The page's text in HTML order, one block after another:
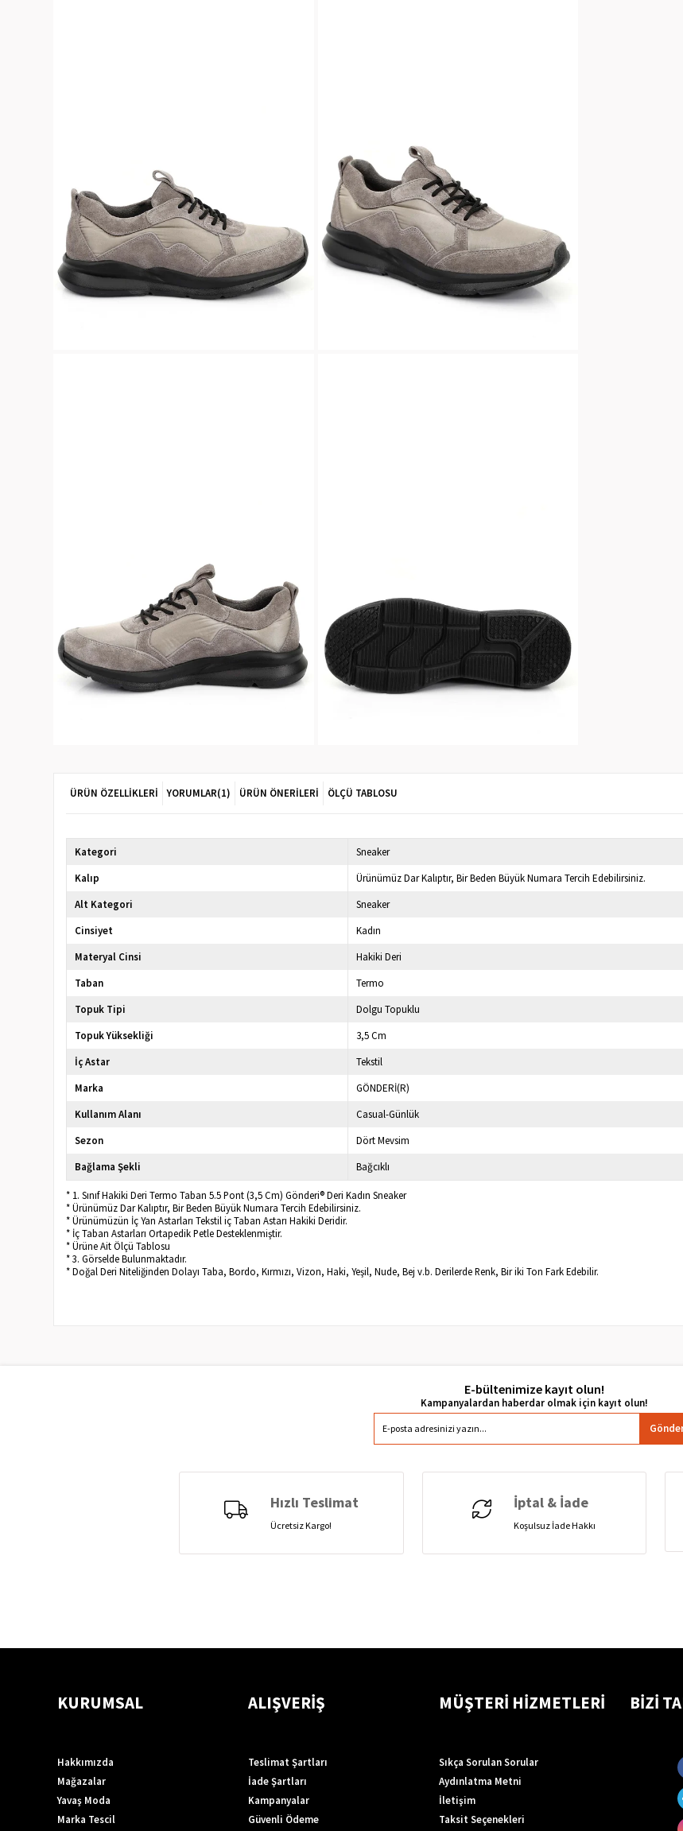
ÜRÜN ÖZELLIKLERI YORUMLAR(1) ÜRÜN ÖNERILERI ÖLÇÜ TABLOSU
Kategori
Sneaker
Kalıp
Ürünümüz Dar Kalıptır, Bir Beden Büyük Numara Tercih Edebilirsiniz.
Alt Kategori
Sneaker
Cinsiyet
Kadın
Materyal Cinsi
Hakiki Deri
Taban
Termo
Topuk Tipi
Dolgu Topuklu
Topuk Yüksekliği
3,5 Cm
İç Astar
Tekstil
Marka
GÖNDERİ(R)
Kullanım Alanı
Casual-Günlük
Sezon
Dört Mevsim
Bağlama Şekli
Bağcıklı
* 1. Sınıf Hakiki Deri Termo Taban 5.5 Pont (3,5 Cm) Gönderi® Deri Kadın Sneaker
* Ürünümüz Dar Kalıptır, Bir Beden Büyük Numara Tercih Edebilirsiniz.
* Ürünümüzün İç Yan Astarları Tekstil iç Taban Astarı Hakiki Deridir.
* İç Taban Astarları Ortapedik Petle Desteklenmiştir.
* Ürüne Ait Ölçü Tablosu
* 3. Görselde Bulunmaktadır.
* Doğal Deri Niteliğinden Dolayı Taba, Bordo, Kırmızı, Vizon, Haki, Yeşil, Nude, Bej v.b. Derilerde Renk, Bir iki Ton Fark Edebilir.
E-bültenimize kayıt olun!
Hızlı Teslimat
Ücretsiz Kargo!
İptal & İade
Koşulsuz İade Hakkı
KURUMSAL
Hakkımızda
Mağazalar
Yavaş Moda
Marka Tescil
ALIŞVERİŞ
Teslimat Şartları
İade Şartları
Kampanyalar
Güvenli Ödeme
MÜŞTERİ HİZMETLERİ
Sıkça Sorulan Sorular
Aydınlatma Metni
İletişim
Taksit Seçenekleri
BİZİ